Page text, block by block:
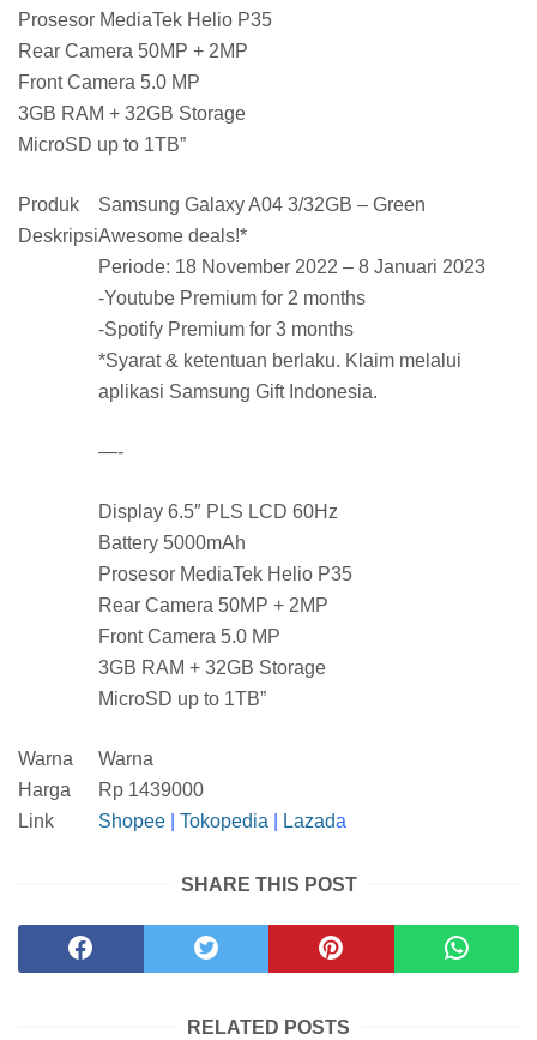
Prosesor MediaTek Helio P35
Rear Camera 50MP + 2MP
Front Camera 5.0 MP
3GB RAM + 32GB Storage
MicroSD up to 1TB”
Produk
Samsung Galaxy A04 3/32GB – Green
DeskripsiAwesome deals!*
Periode: 18 November 2022 – 8 Januari 2023
-Youtube Premium for 2 months
-Spotify Premium for 3 months
*Syarat & ketentuan berlaku. Klaim melalui
aplikasi Samsung Gift Indonesia.
—-
Display 6.5″ PLS LCD 60Hz
Battery 5000mAh
Prosesor MediaTek Helio P35
Rear Camera 50MP + 2MP
Front Camera 5.0 MP
3GB RAM + 32GB Storage
MicroSD up to 1TB”
Warna
Warna
Harga
Rp 1439000
Link
Shopee Tokopedia Lazada
SHARE THIS POST
RELATED POSTS